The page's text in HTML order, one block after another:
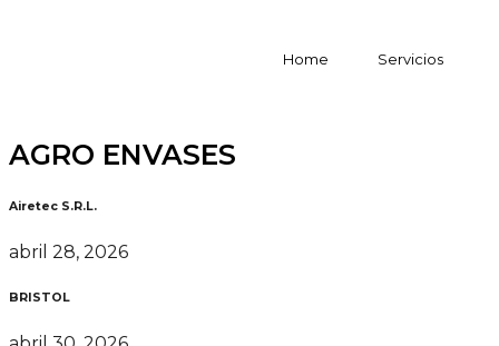
Home Servicios
AGRO ENVASES
Airetec S.R.L.
abril 28, 2026
BRISTOL